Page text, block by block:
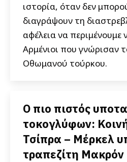
ιστορία, όταν δεν
διαγράψουν τη
αφέλεια να περιμένουμε
Αρμένιοι που γνώρισαν
Οθωμανού τούρκου.
Ο πιο πιστός
τοκογλύφων:
Τσίπρα – Μέρκελ
τραπεζίτη Μακρόν